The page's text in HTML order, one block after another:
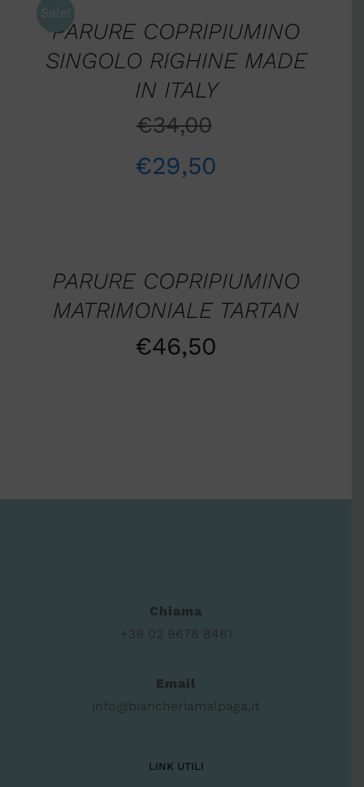
Sale!
/
DETTAGLIPARURE COPRIPIUMINO
SINGOLO RIGHINE MADE
IN ITALY
€34,00
€29,50
DETTAGLI
PARURE COPRIPIUMINO
MATRIMONIALE TARTAN
€46,50
Chiama
+39 02 9678 8461
Email
info@biancheriamalpaga.it
LINK UTILI